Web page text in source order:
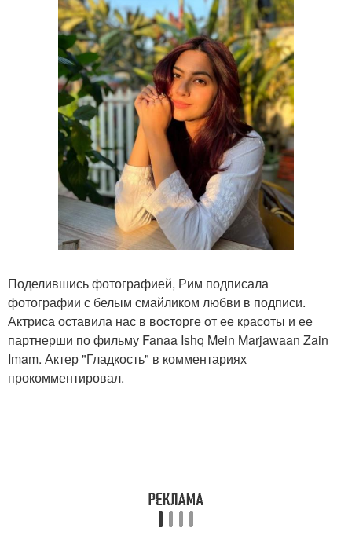
Поделившись фотографией, Рим подписала
фотографии с белым смайликом любви в подписи.
Актриса оставила нас в восторге от ее красоты и ее
партнерши по фильму Fanaa Ishq Mein Marjawaan Zain
Imam. Актер "Гладкость" в комментариях
прокомментировал.